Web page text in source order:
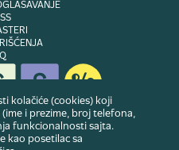
& owned byDubes doo
kolačiće (cookies) koji
i prezime, broj telefona,
funkcionalnosti sajta.
kao posetilac sa